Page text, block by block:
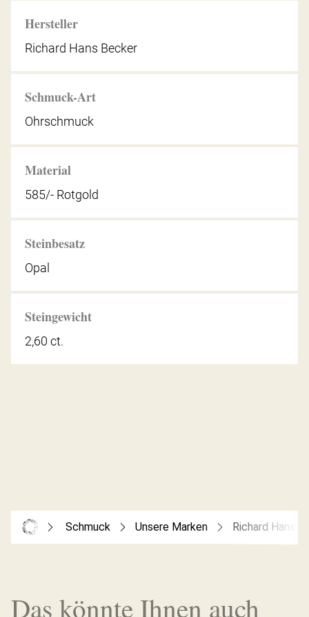
Hersteller
Richard Hans Becker
Schmuck-Art
Ohrschmuck
Material
585/- Rotgold
Steinbesatz
Opal
Steingewicht
2,60 ct.
Schmuck Unsere Marken Richard Hans
Das könnte Ihnen auch